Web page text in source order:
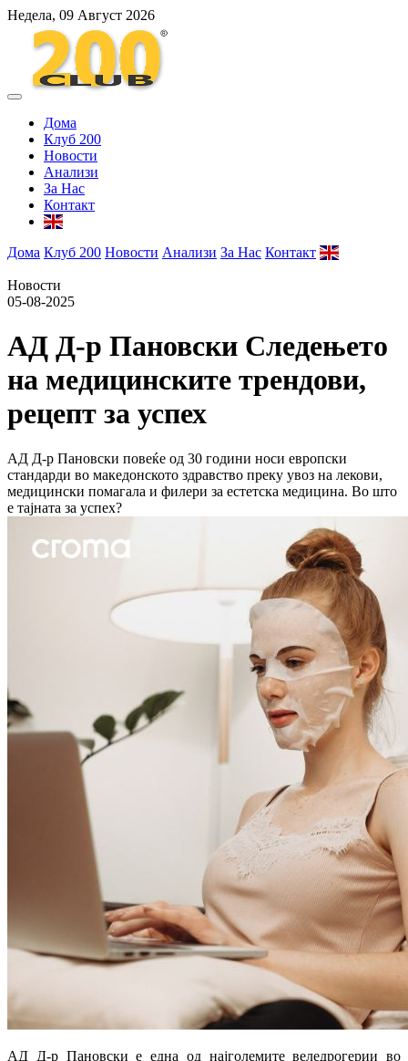
Недела, 09 Август 2026
Дома
Клуб 200
Новости
Анализи
За Нас
Контакт
Дома Клуб 200 Новости Анализи За Нас Контакт
Новости
05-08-2025
АД Д-р Пановски Следењето
на медицинските трендови,
рецепт за успех
АД Д-р Пановски повеќе од 30 години носи европски
стандарди во македонското здравство преку увоз на лекови,
медицински помагала и филери за естетска медицина. Во што
е тајната за успех?
АД Д-р Пановски е една од најголемите веледрогерии во